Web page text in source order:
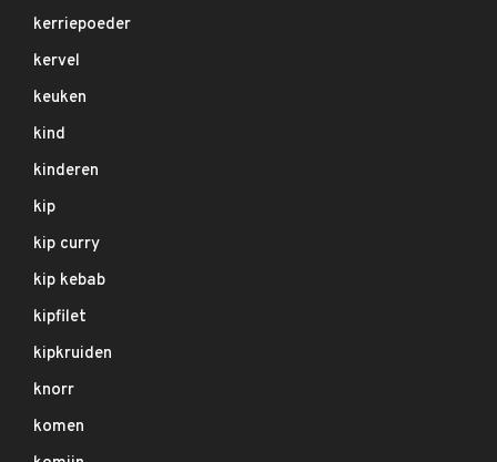
kerriepoeder
kervel
keuken
kind
kinderen
kip
kip curry
kip kebab
kipfilet
kipkruiden
knorr
komen